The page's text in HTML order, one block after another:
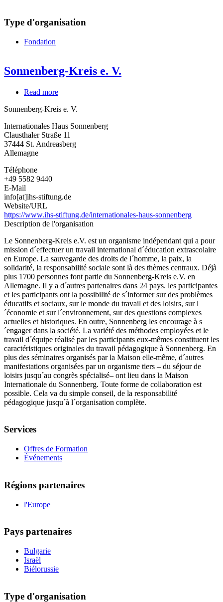
Type d'organisation
Fondation
Sonnenberg-Kreis e. V.
Read more
Kreis
V.
Sonnenberg-Kreis e. V.
Internationales Haus Sonnenberg
Clausthaler Straße 11
37444 St. Andreasberg
Allemagne
Téléphone
+49 5582 9440
E-Mail
info[at]ihs-stiftung.de
Website/URL
https://www.ihs-stiftung.de/internationales-haus-sonnenberg
Description de l'organisation
Le Sonnenberg-Kreis e.V. est un organisme indépendant qui a pour
mission d´effectuer un travail international d´éducation extrascolaire
en Europe. La sauvegarde des droits de l´homme, la paix, la
solidarité, la responsabilité sociale sont là des thèmes centraux. Déjà
plus 1700 personnes font partie du Sonnenberg-Kreis e.V. en
Allemagne. Il y a d´autres partenaires dans 24 pays. les participantes
et les participants ont la possibilité de s´informer sur des problèmes
éducatifs et sociaux, sur le monde du travail et des loisirs, sur l
´économie et sur l´environnement, sur des questions complexes
actuelles et historiques. En outre, Sonnenberg les encourage à s
´engager dans la société. La variété des méthodes employées et le
travail d´équipe réalisé par les participants eux-mêmes constituent les
caractéristiques originales du travail pédagogique à Sonnenberg. En
plus des séminaires organisés par la Maison elle-même, d´autres
manifestations organisées par un organisme tiers – du séjour de
loisirs jusqu´au congrès spécialisé– ont lieu dans la Maison
Internationale du Sonnenberg. Toute forme de collaboration est
possible. Cela va du simple conseil, de la responsabilité
pédagogique jusqu´à l´organisation complète.
Services
Offres de Formation
Événements
Régions partenaires
l'Europe
Pays partenaires
Bulgarie
Israël
Biélorussie
Type d'organisation